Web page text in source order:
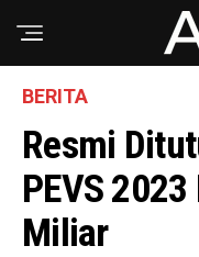
BERITA
Resmi
PEVS
Miliar